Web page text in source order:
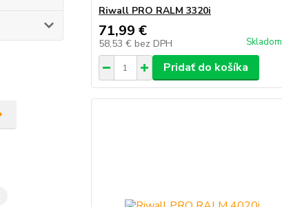
Riwall PRO RALM 3320i
71,99 €
58,53 € bez DPH Skladom
Pridať do košíka